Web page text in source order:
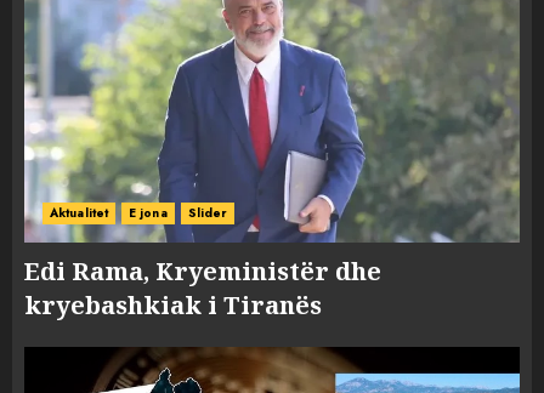
Aktualitet E jona Slider
Edi Rama, Kryeministër dhe
kryebashkiak i Tiranës